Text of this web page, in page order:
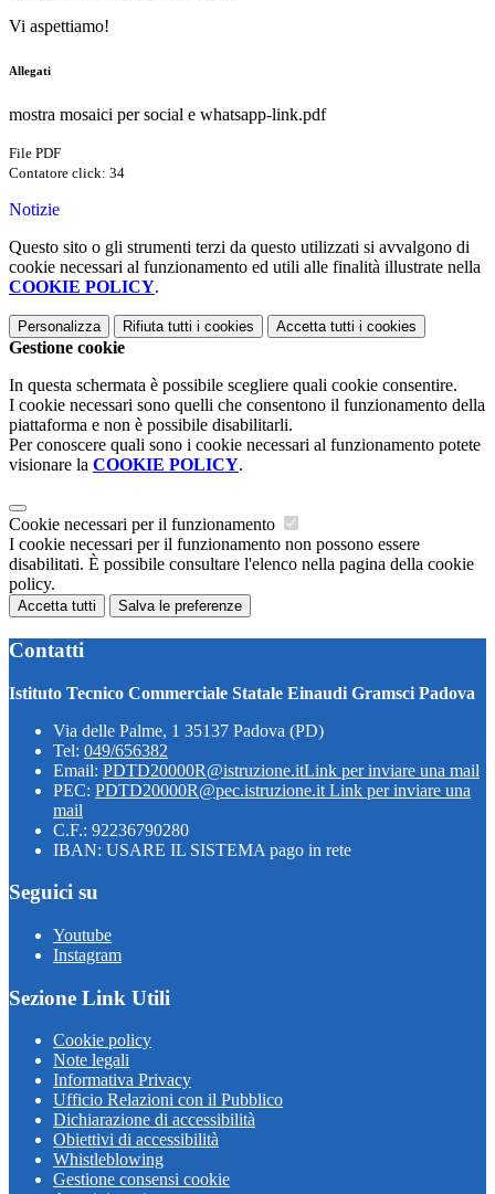
Vi aspettiamo!
Allegati
mostra mosaici per social e whatsapp-link.pdf
File PDF
Contatore click: 34
Notizie
Questo sito o gli strumenti terzi da questo utilizzati si avvalgono di
cookie necessari al funzionamento ed utili alle finalità illustrate nella
COOKIE POLICY.
Personalizza Rifiuta tutti i cookies Accetta tutti i cookies
Gestione cookie
In questa schermata è possibile scegliere quali cookie consentire.
I cookie necessari sono quelli che consentono il funzionamento della
piattaforma e non è possibile disabilitarli.
Per conoscere quali sono i cookie necessari al funzionamento potete
visionare la COOKIE POLICY.
Cookie necessari per il funzionamento
I cookie necessari per il funzionamento non possono essere
disabilitati. È possibile consultare l'elenco nella pagina della cookie
policy.
Accetta tutti Salva le preferenze
Contatti
Istituto Tecnico Commerciale Statale Einaudi Gramsci Padova
Via delle Palme, 1 35137 Padova (PD)
Tel: 049/656382
Email: PDTD20000R@istruzione.itLink per inviare una mail
PEC: PDTD20000R@pec.istruzione.it Link per inviare una
mail
C.F.: 92236790280
IBAN: USARE IL SISTEMA pago in rete
Seguici su
Youtube
Instagram
Sezione Link Utili
Cookie policy
Note legali
Informativa Privacy
Ufficio Relazioni con il Pubblico
Dichiarazione di accessibilità
Obiettivi di accessibilità
Whistleblowing
Gestione consensi cookie